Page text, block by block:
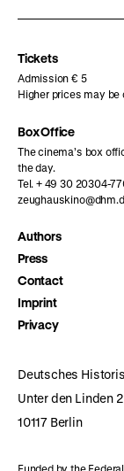
Tickets
Admission € 5
Higher prices may
Box Office
The cinema’s box
the day.
Tel. + 49 30 20304-
Authors
Press
Contact
Imprint
Privacy
Deutsches
Unter den Linden 2
10117 Berlin